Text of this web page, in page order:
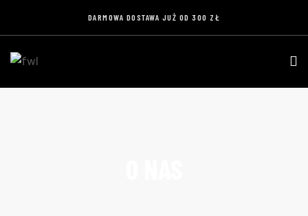
DARMOWA DOSTAWA JUŻ OD 300 ZŁ